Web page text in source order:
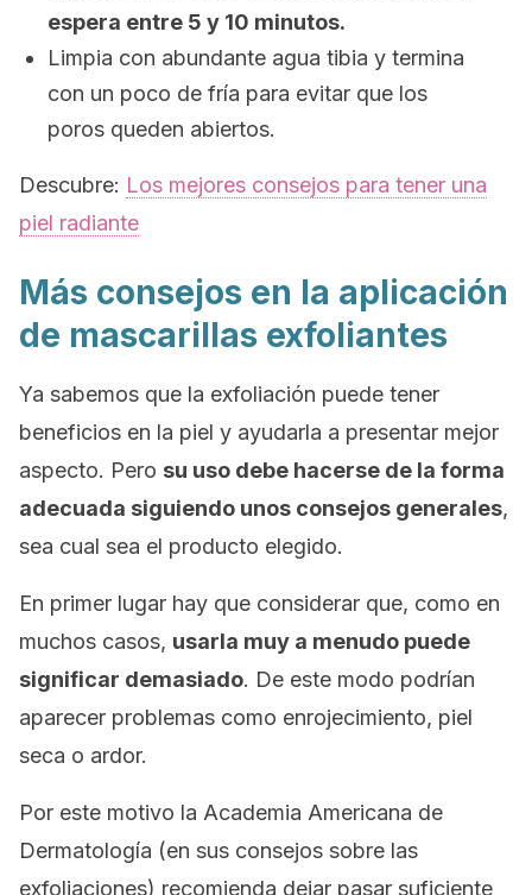
espera entre 5 y 10 minutos.
Limpia con abundante agua tibia y termina
con un poco de fría para evitar que los
poros queden abiertos.
Descubre: Los mejores consejos para tener una
piel radiante
Más consejos en la aplicación
de mascarillas exfoliantes
Ya sabemos que la exfoliación puede tener
beneficios en la piel y ayudarla a presentar mejor
aspecto. Pero su uso debe hacerse de la forma
adecuada siguiendo unos consejos generales,
sea cual sea el producto elegido.
En primer lugar hay que considerar que, como en
muchos casos, usarla muy a menudo puede
significar demasiado. De este modo podrían
aparecer problemas como enrojecimiento, piel
seca o ardor.
Por este motivo la Academia Americana de
Dermatología (en sus consejos sobre las
exfoliaciones) recomienda dejar pasar suficiente